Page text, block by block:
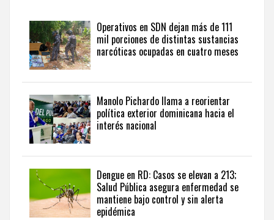
seguir
actualidad
del
país
desde
una
perspectiva
internacional,
visite
the
latest
news
the
Dominican
Operativos en SDN dejan más de 111
mil porciones de distintas sustancias
narcóticas ocupadas en cuatro meses
Manolo Pichardo llama a reorientar
política exterior dominicana hacia el
interés nacional
Dengue en RD: Casos se elevan a 213;
Salud Pública asegura enfermedad se
mantiene bajo control y sin alerta
epidémica